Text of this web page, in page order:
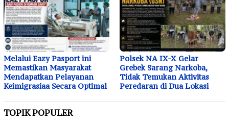
Melalui Eazy Pasport ini
Memastikan Masyarakat
Mendapatkan Pelayanan
Keimigrasiaa Secara Optimal
Polsek NA IX-X Gelar
Grebek Sarang Narkoba,
Tidak Temukan Aktivitas
Peredaran di Dua Lokasi
TOPIK POPULER